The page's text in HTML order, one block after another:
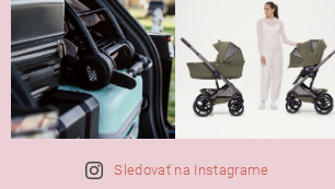
Sledovať na Instagrame